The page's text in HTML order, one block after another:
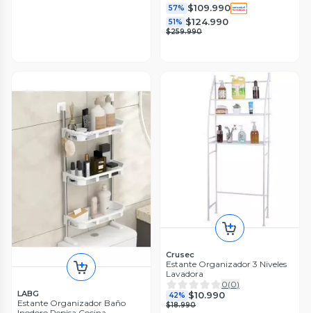
57% $109.990
51% $124.990
$259.990
LABG
Estante Organizador Baño
Crusec
Estante Organizador 3 Niveles
Lavadora
0(0)
42% $10.990
$18.990